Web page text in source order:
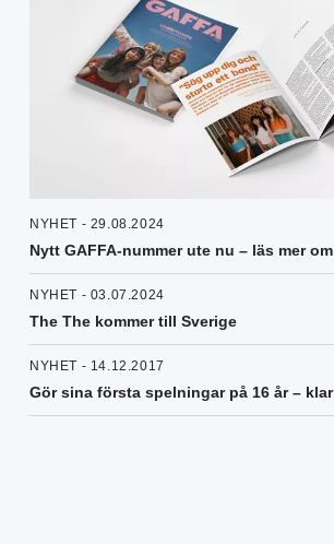
NYHET - 29.08.2024
Nytt GAFFA-nummer ute nu – läs mer
NYHET - 03.07.2024
The The kommer till Sverige
NYHET - 14.12.2017
Gör sina första spelningar på 16 år –